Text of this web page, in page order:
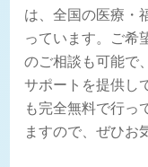
は、全国の医療・
っています。ご希
のご相談も可能で
サポートを提供し
も完全無料で行っ
ますので、ぜひお